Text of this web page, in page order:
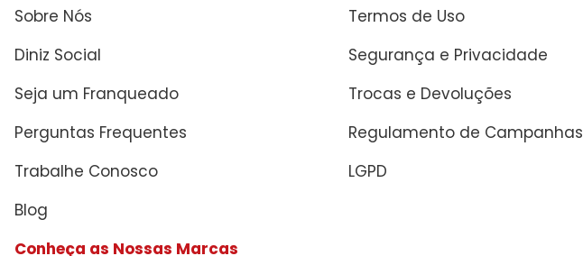
Sobre Nós
Diniz Social
Seja um Franqueado
Perguntas Frequentes
Trabalhe Conosco
Blog
Conheça as Nossas Marcas
Termos de Uso
Segurança e Privacidade
Trocas e Devoluções
Regulamento de Campanhas
LGPD